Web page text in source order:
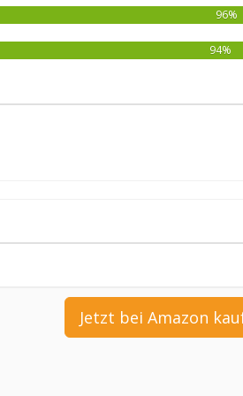
96%
94%
Jetzt bei Amazon